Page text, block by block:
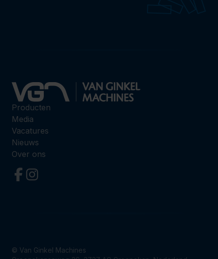
Producten
Media
Vacatures
Nieuws
Over ons
© Van Ginkel Machines